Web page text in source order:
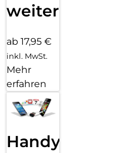
weiter
ab 17,95 €
inkl. MwSt.
Mehr
erfahren
Handy